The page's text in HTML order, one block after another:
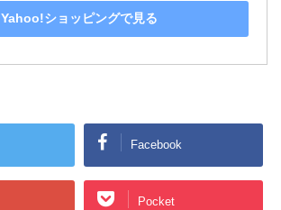
Yahoo!ショッピングで見る
Facebook
Pocket